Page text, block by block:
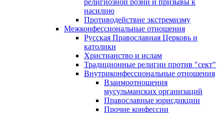
религиозной розни и призывы к
насилию
Противодействие экстремизму
Межконфессиональные отношения
Русская Православная Церковь и
католики
Христианство и ислам
Традиционные религии против "сект"
Внутриконфессиональные отношения
Взаимоотношения
мусульманских организаций
Православные юрисдикции
Прочие конфессии